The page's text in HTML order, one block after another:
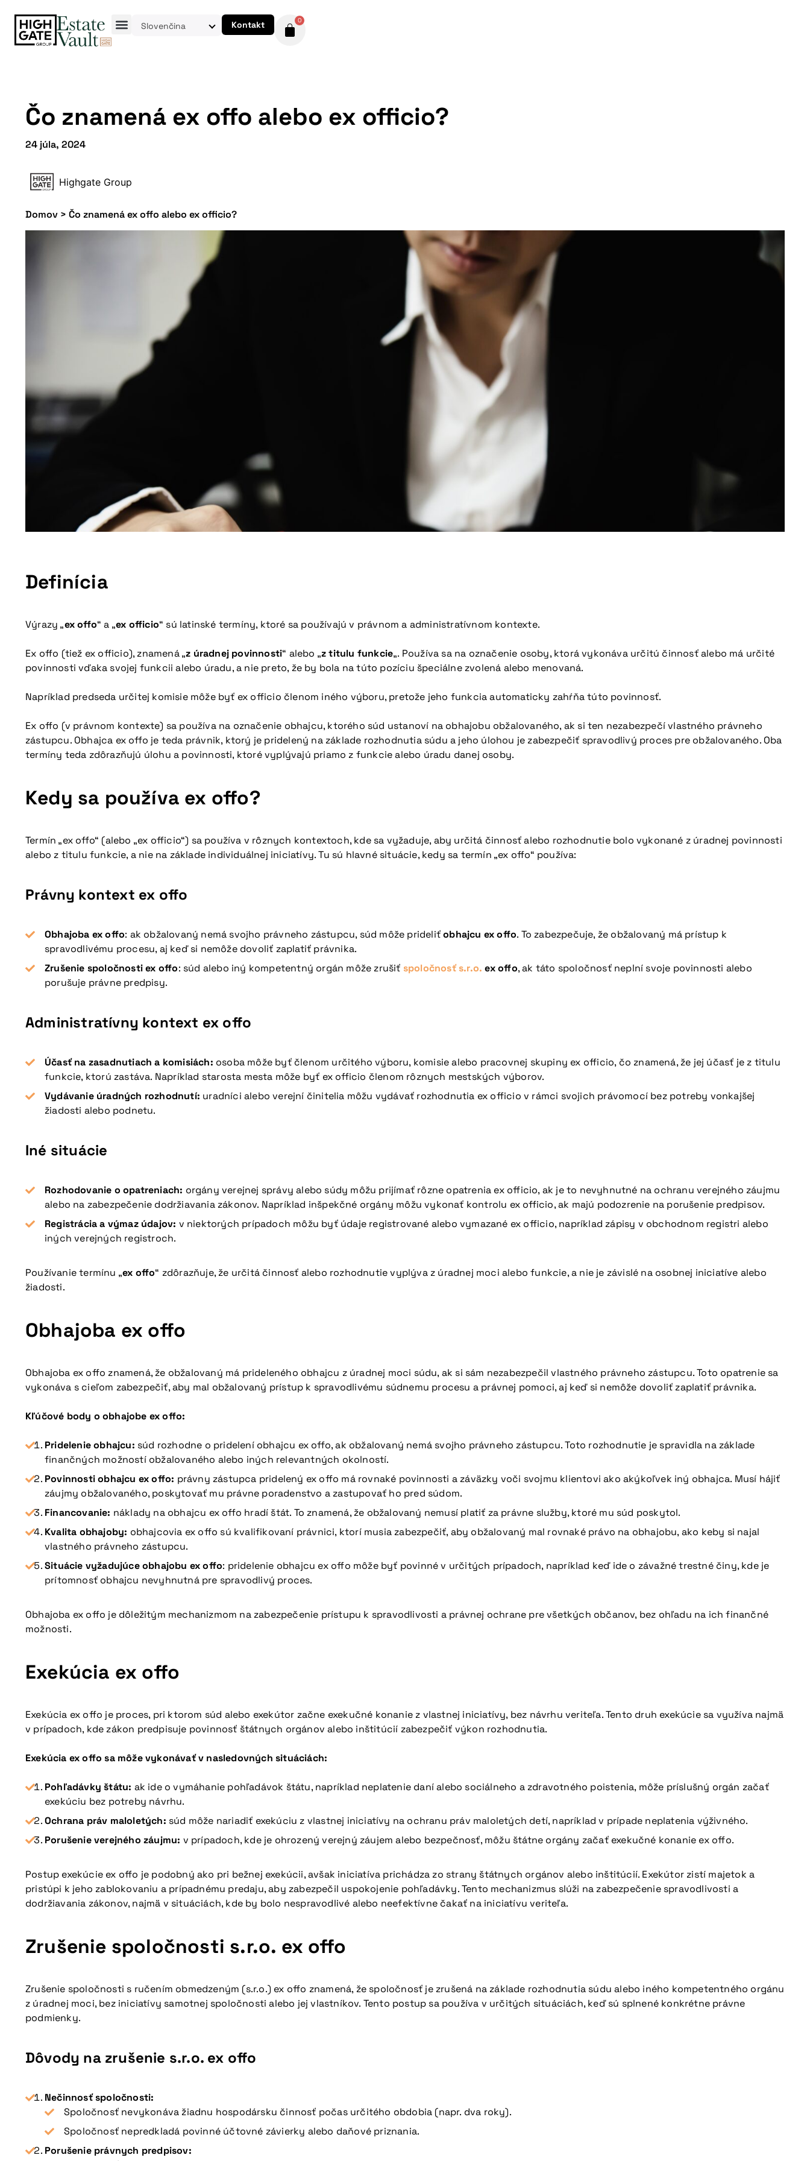
Slovenčina Kontakt 0
Čo znamená ex offo alebo ex officio?
24 júla, 2024
Highgate Group
Domov > Čo znamená ex offo alebo ex officio?
Definícia
Výrazy „ex offo“ a „ex officio“ sú latinské termíny, ktoré sa používajú v právnom a administratívnom kontexte.
Ex offo (tiež ex officio), znamená „z úradnej povinnosti“ alebo „z titulu funkcie„. Používa sa na označenie osoby, ktorá vykonáva určitú činnosť alebo má určité
povinnosti vďaka svojej funkcii alebo úradu, a nie preto, že by bola na túto pozíciu špeciálne zvolená alebo menovaná.
Napríklad predseda určitej komisie môže byť ex officio členom iného výboru, pretože jeho funkcia automaticky zahŕňa túto povinnosť.
Ex offo (v právnom kontexte) sa používa na označenie obhajcu, ktorého súd ustanoví na obhajobu obžalovaného, ak si ten nezabezpečí vlastného právneho
zástupcu. Obhajca ex offo je teda právnik, ktorý je pridelený na základe rozhodnutia súdu a jeho úlohou je zabezpečiť spravodlivý proces pre obžalovaného. Oba
termíny teda zdôrazňujú úlohu a povinnosti, ktoré vyplývajú priamo z funkcie alebo úradu danej osoby.
Kedy sa používa ex offo?
Termín „ex offo“ (alebo „ex officio“) sa používa v rôznych kontextoch, kde sa vyžaduje, aby určitá činnosť alebo rozhodnutie bolo vykonané z úradnej povinnosti
alebo z titulu funkcie, a nie na základe individuálnej iniciatívy. Tu sú hlavné situácie, kedy sa termín „ex offo“ používa:
Právny kontext ex offo
Obhajoba ex offo: ak obžalovaný nemá svojho právneho zástupcu, súd môže prideliťobhajcu ex offo. To zabezpečuje, že obžalovaný má prístup k
spravodlivému procesu, aj keď si nemôže dovoliť zaplatiť právnika.
Zrušenie spoločnosti ex offo: súd alebo iný kompetentný orgán môže zrušiť spoločnosť s.r.o. ex offo, ak táto spoločnosť neplní svoje povinnosti alebo
porušuje právne predpisy.
Administratívny kontext ex offo
Účasť na zasadnutiach a komisiách: osoba môže byť členom určitého výboru, komisie alebo pracovnej skupiny ex officio, čo znamená, že jej účasť je z titulu
funkcie, ktorú zastáva. Napríklad starosta mesta môže byť ex officio členom rôznych mestských výborov.
Vydávanie úradných rozhodnutí: uradníci alebo verejní činitelia môžu vydávať rozhodnutia ex officio v rámci svojich právomocí bez potreby vonkajšej
žiadosti alebo podnetu.
Iné situácie
Rozhodovanie o opatreniach: orgány verejnej správy alebo súdy môžu prijímať rôzne opatrenia ex officio, ak je to nevyhnutné na ochranu verejného záujmu
alebo na zabezpečenie dodržiavania zákonov. Napríklad inšpekčné orgány môžu vykonať kontrolu ex officio, ak majú podozrenie na porušenie predpisov.
Registrácia a výmaz údajov: v niektorých prípadoch môžu byť údaje registrované alebo vymazané ex officio, napríklad zápisy v obchodnom registri alebo
iných verejných registroch.
Používanie termínu „ex offo“ zdôrazňuje, že určitá činnosť alebo rozhodnutie vyplýva z úradnej moci alebo funkcie, a nie je závislé na osobnej iniciatíve alebo
žiadosti.
Obhajoba ex offo
Obhajoba ex offo znamená, že obžalovaný má prideleného obhajcu z úradnej moci súdu, ak si sám nezabezpečil vlastného právneho zástupcu. Toto opatrenie sa
vykonáva s cieľom zabezpečiť, aby mal obžalovaný prístup k spravodlivému súdnemu procesu a právnej pomoci, aj keď si nemôže dovoliť zaplatiť právnika.
Kľúčové body o obhajobe ex offo:
Pridelenie obhajcu: súd rozhodne o pridelení obhajcu ex offo, ak obžalovaný nemá svojho právneho zástupcu. Toto rozhodnutie je spravidla na základe
finančných možností obžalovaného alebo iných relevantných okolností.
Povinnosti obhajcu ex offo: právny zástupca pridelený ex offo má rovnaké povinnosti a záväzky voči svojmu klientovi ako akýkoľvek iný obhajca. Musí hájiť
záujmy obžalovaného, poskytovať mu právne poradenstvo a zastupovať ho pred súdom.
Financovanie: náklady na obhajcu ex offo hradí štát. To znamená, že obžalovaný nemusí platiť za právne služby, ktoré mu súd poskytol.
Kvalita obhajoby: obhajcovia ex offo sú kvalifikovaní právnici, ktorí musia zabezpečiť, aby obžalovaný mal rovnaké právo na obhajobu, ako keby si najal
vlastného právneho zástupcu.
Situácie vyžadujúce obhajobu ex offo: pridelenie obhajcu ex offo môže byť povinné v určitých prípadoch, napríklad keď ide o závažné trestné činy, kde je
prítomnosť obhajcu nevyhnutná pre spravodlivý proces.
Obhajoba ex offo je dôležitým mechanizmom na zabezpečenie prístupu k spravodlivosti a právnej ochrane pre všetkých občanov, bez ohľadu na ich finančné
možnosti.
Exekúcia ex offo
Exekúcia ex offo je proces, pri ktorom súd alebo exekútor začne exekučné konanie z vlastnej iniciatívy, bez návrhu veriteľa. Tento druh exekúcie sa využíva najmä
v prípadoch, kde zákon predpisuje povinnosť štátnych orgánov alebo inštitúcií zabezpečiť výkon rozhodnutia.
Exekúcia ex offo sa môže vykonávať v nasledovných situáciách:
Pohľadávky štátu: ak ide o vymáhanie pohľadávok štátu, napríklad neplatenie daní alebo sociálneho a zdravotného poistenia, môže príslušný orgán začať
exekúciu bez potreby návrhu.
Ochrana práv maloletých: súd môže nariadiť exekúciu z vlastnej iniciatívy na ochranu práv maloletých detí, napríklad v prípade neplatenia výživného.
Porušenie verejného záujmu: v prípadoch, kde je ohrozený verejný záujem alebo bezpečnosť, môžu štátne orgány začať exekučné konanie ex offo.
Postup exekúcie ex offo je podobný ako pri bežnej exekúcii, avšak iniciatíva prichádza zo strany štátnych orgánov alebo inštitúcií. Exekútor zistí majetok a
pristúpi k jeho zablokovaniu a prípadnému predaju, aby zabezpečil uspokojenie pohľadávky. Tento mechanizmus slúži na zabezpečenie spravodlivosti a
dodržiavania zákonov, najmä v situáciách, kde by bolo nespravodlivé alebo neefektívne čakať na iniciatívu veriteľa.
Zrušenie spoločnosti s.r.o. ex offo
Zrušenie spoločnosti s ručením obmedzeným (s.r.o.) ex offo znamená, že spoločnosť je zrušená na základe rozhodnutia súdu alebo iného kompetentného orgánu
z úradnej moci, bez iniciatívy samotnej spoločnosti alebo jej vlastníkov. Tento postup sa používa v určitých situáciách, keď sú splnené konkrétne právne
podmienky.
Dôvody na zrušenie s.r.o. ex offo
Nečinnosť spoločnosti:
Spoločnosť nevykonáva žiadnu hospodársku činnosť počas určitého obdobia (napr. dva roky).
Spoločnosť nepredkladá povinné účtovné závierky alebo daňové priznania.
Porušenie právnych predpisov: